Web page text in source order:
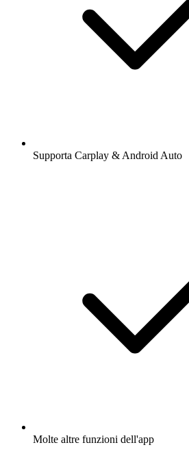
Supporta Carplay & Android Auto
Molte altre funzioni dell'app